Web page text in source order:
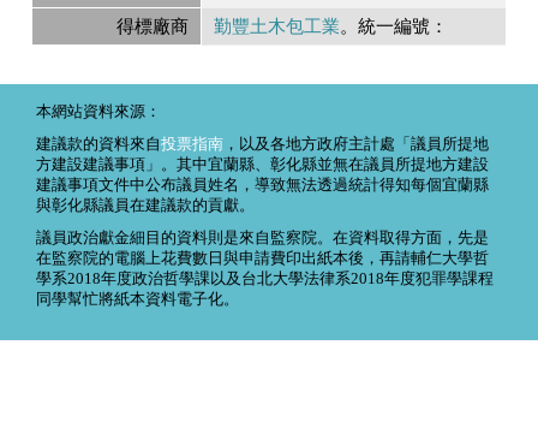
得標廠商
勤豐土木包工業。統一編號：
本網站資料來源：
建議款的資料來自投票指南 ，以及各地方政府主計處「議員所提地
方建設建議事項」。其中宜蘭縣、彰化縣並無在議員所提地方建設
建議事項文件中公布議員姓名，導致無法透過統計得知每個宜蘭縣
與彰化縣議員在建議款的貢獻。
議員政治獻金細目的資料則是來自監察院。在資料取得方面，先是
在監察院的電腦上花費數日與申請費印出紙本後，再請輔仁大學哲
學系2018年度政治哲學課以及台北大學法律系2018年度犯罪學課程
同學幫忙將紙本資料電子化。